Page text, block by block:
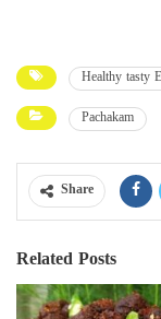
Healthy tasty
Pachakam
Share
Related Posts